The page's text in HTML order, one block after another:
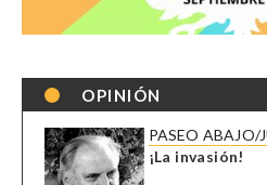
OPINIÓN
PASEO ABAJO/
¡La invasión!